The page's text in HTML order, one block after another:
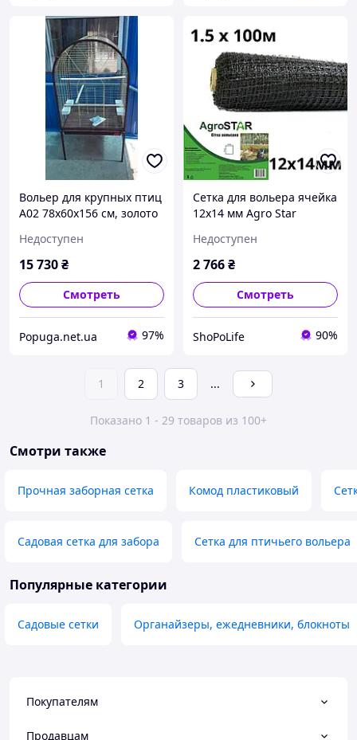
Вольер для крупных птиц
А02 78х60х156 см, золото
Недоступен
15 730₴
Смотреть
Popuga.net.ua 97%
Сетка для вольера ячейка
12х14 мм Agro Star
для птицы черная рулон
(Agro-А00494013)
Недоступен
2 766₴
Смотреть
ShoPoLife 90%
1 2 3 ...
Показано 1 - 29 товаров из 100+
Смотри также
Прочная заборная сетка Комод пластиковый
Садовая сетка для забора Сетка для птичьего вольера
Популярные категории
Садовые сетки Органайзеры, ежедневники, блокноты
Покупателям
Продавцам